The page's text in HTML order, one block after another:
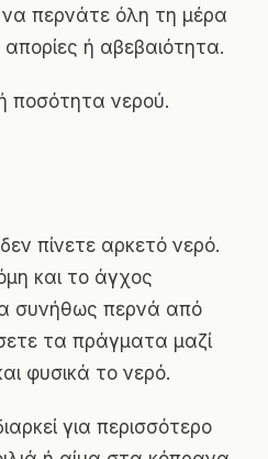
περνάτε όλη τη μέρα
ή αβεβαιότητα.
ποσότητα νερού.
πίνετε αρκετό νερό.
και το άγχος
συνήθως περνά από
τα πράγματα μαζί
φυσικά το νερό.
για περισσότερο